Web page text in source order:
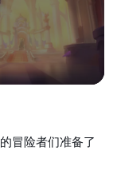
冒险者们准备了